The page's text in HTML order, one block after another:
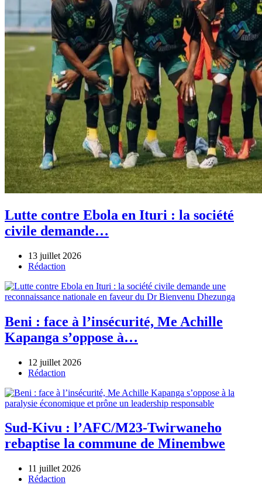
Lutte contre Ebola en Ituri : la société
civile demande…
13 juillet 2026
Author
Rédaction
Beni : face à l’insécurité, Me Achille
Kapanga s’oppose à…
12 juillet 2026
Author
Rédaction
Sud-Kivu : l’AFC/M23-Twirwaneho
rebaptise la commune de Minembwe
11 juillet 2026
Author
Rédaction